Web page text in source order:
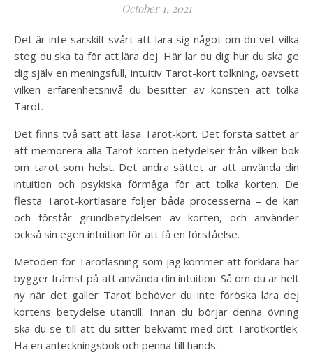
October 1, 2021
Det är inte särskilt svårt att lära sig något om du vet vilka
steg du ska ta för att lära dej. Här lär du dig hur du ska ge
dig själv en meningsfull, intuitiv Tarot-kort tolkning, oavsett
vilken erfarenhetsnivå du besitter av konsten att tolka
Tarot.
Det finns två sätt att läsa Tarot-kort. Det första sättet är
att memorera alla Tarot-korten betydelser från vilken bok
om tarot som helst. Det andra sättet är att använda din
intuition och psykiska förmåga för att tolka korten. De
flesta Tarot-kortläsare följer båda processerna – de kan
och förstår grundbetydelsen av korten, och använder
också sin egen intuition för att få en förståelse.
Metoden för Tarotläsning som jag kommer att förklara här
bygger främst på att använda din intuition. Så om du är helt
ny när det gäller Tarot behöver du inte föröska lära dej
kortens betydelse utantill. Innan du börjar denna övning
ska du se till att du sitter bekvämt med ditt Tarotkortlek.
Ha en anteckningsbok och penna till hands.